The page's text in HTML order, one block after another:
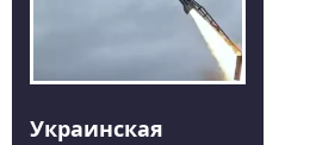
Украинская